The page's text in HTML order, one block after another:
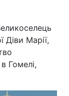
Діви Марії,
Гомелі,